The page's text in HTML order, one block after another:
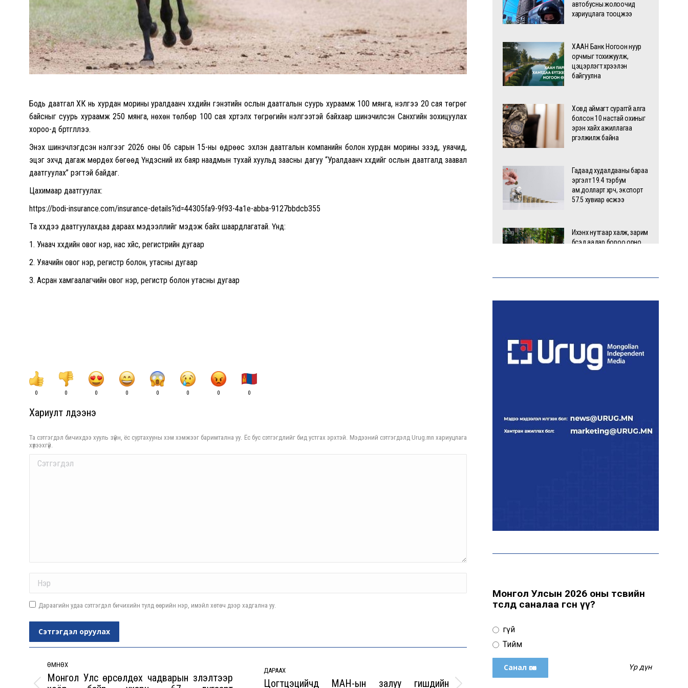
Бодь даатгал ХК нь хурдан морины уралдаанч хүүхдийн гэнэтийн ослын даатгалын суурь хураамж 100 мянга, үнэлгээ 20 сая төгрөг
байсныг суурь хураамж 250 мянга, нөхөн төлбөр 100 сая хүртэлх төгрөгийн үнэлгээтэй байхаар шинэчилсэн Санхүүгийн зохицуулах
хороо-д бүртгүүллээ.
Энэхүү шинэчлэгдсэн үнэлгээг 2026 оны 06 сарын 15-ны өдрөөс эхлэн даатгалын компанийн болон хурдан морины эзэд, уяачид,
эцэг эхчүүд дагаж мөрдөх бөгөөд Үндэсний их баяр наадмын тухай хуульд заасны дагуу “Уралдаанч хүүхдийг ослын даатгалд заавал
даатгуулах” үүрэгтэй байдаг.
Цахимаар даатгуулах:
https://bodi-insurance.com/insurance-details?id=44305fa9-9f93-4a1e-abba-9127bbdcb355
Та хүүхдээ даатгуулахдаа дараах мэдээллийг мэдэж байх шаардлагатай. Үүнд:
1. Унаач хүүхдийн овог нэр, нас хүйс, регистрийн дугаар
2. Уяачийн овог нэр, регистр болон, утасны дугаар
3. Асран хамгаалагчийн овог нэр, регистр болон утасны дугаар
0 0 0 0 0 0 0 0
Хариулт үлдээнэ үү
Та сэтгэгдэл бичихдээ хууль зүйн, ёс суртахууны хэм хэмжээг баримтална уу. Ёс бус сэтгэгдлийг бид устгах эрхтэй. Мэдээний сэтгэгдэлд Urug.mn хариуцлага
хүлээхгүй.
Comment
Дараагийн удаа сэтгэгдэл бичихийн тулд өөрийн нэр, имэйл хөтөч дээр хадгална уу.
Сэтгэгдэл оруулах
navigation
ӨМНӨХ
Монгол Улс өрсөлдөх чадварын үзүүлэлтээр
ДАРААХ
Цогтцэцийчүүд МАН-ын залуу гишүүдийн
автобусны жолоочид
хариуцлага тооцжээ
ХААН Банк Ногоон нуур
орчмыг тохижуулж,
цэцэрлэгт хүрээлэн
байгуулна
Ховд аймагт сураггүй алга
болсон 10 настай охиныг
эрэн хайх ажиллагаа
үргэлжилж байна
Гадаад худалдааны бараа
эргэлт 19.4 тэрбум
ам.долларт хүрч, экспорт
57.5 хувиар өсжээ
Ихэнх нутгаар халж, зарим
бүсэд аадар бороо орно
ААН-үүдийн заавал бүрдүүлдэг
103 бүртгэлийг хүчингүй
З.Мэндсайхан: Нөөцийн
махыг цахим системээр
бүртгэж, ил тод болгоно
“Хотын дарга сонсож
Монгол Улсын 2026 оны төсвийн
төсөлд саналаа өгсөн үү?
Үгүй
Тийм
Үр дүн